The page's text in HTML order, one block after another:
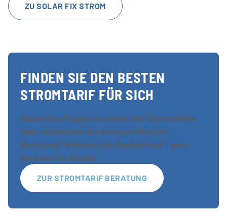
ZU SOLAR FIX STROM
FINDEN SIE DEN BESTEN
STROMTARIF FÜR SICH
Haben Sie Fragen zu einem der Stromtarife
oder wünschen Sie eine persönliche
Beratung? Nehmen Sie Kontakt auf – gern
sind wir für Sie da!
ZUR STROMTARIF BERATUNG